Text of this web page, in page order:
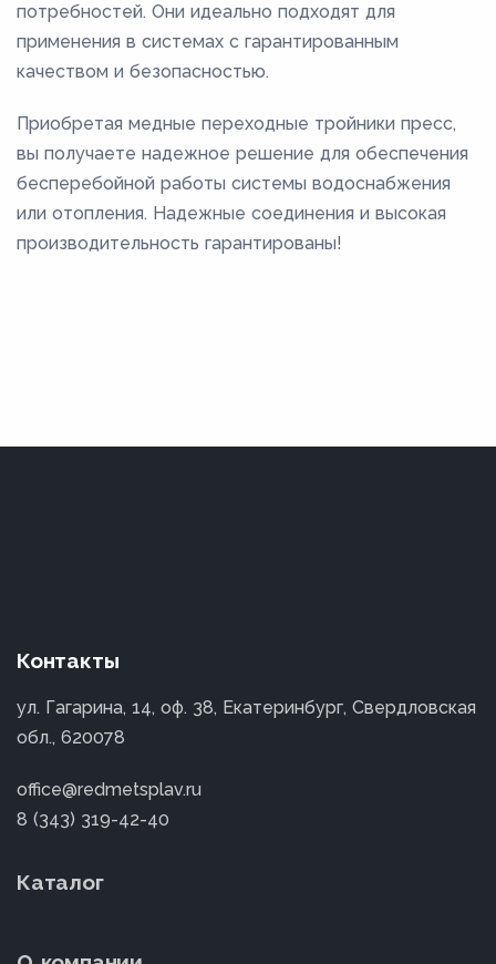
потребностей. Они идеально подходят для
применения в системах с гарантированным
качеством и безопасностью.
Приобретая медные переходные тройники пресс,
вы получаете надежное решение для обеспечения
бесперебойной работы системы водоснабжения
или отопления. Надежные соединения и высокая
производительность гарантированы!
Контакты
ул. Гагарина, 14, оф. 38, Екатеринбург, Свердловская
обл., 620078
office@redmetsplav.ru
8 (343) 319-42-40
Каталог